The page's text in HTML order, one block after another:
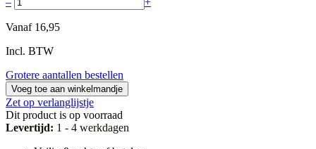
Vanaf 16,95
Incl. BTW
Grotere aantallen bestellen
Voeg toe aan winkelmandje
Zet op verlanglijstje
Dit product is op voorraad
Levertijd: 1 - 4 werkdagen